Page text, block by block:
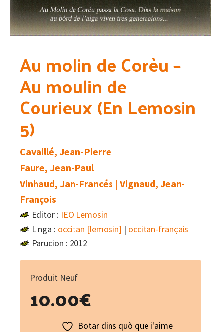
Au molin de Corèu –
Au moulin de
Courieux (En Lemosin
5)
Cavaillé, Jean-Pierre
Faure, Jean-Paul
Vinhaud, Jan-Francés | Vignaud, Jean-
François
Editor : IEO Lemosin
Linga : occitan [lemosin] | occitan-français
Parucion : 2012
Produit Neuf
10.00€
Botar dins quò que i'aime